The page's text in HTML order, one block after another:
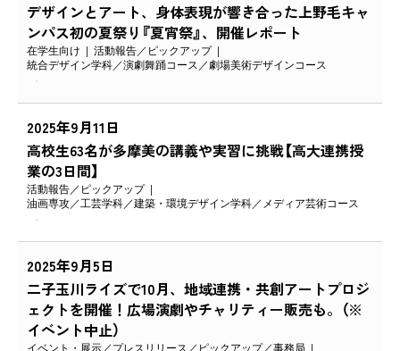
デザインとアート、身体表現が響き合った上野毛キャ
ンパス初の夏祭り『夏宵祭』、開催レポート
在学生向け 活動報告
ピックアップ
統合デザイン学科
演劇舞踊コース 劇場美術デザインコース
2025年9月11日
高校生63名が多摩美の講義や実習に挑戦【高大連携授
業の3日間】
活動報告
ピックアップ
油画専攻
工芸学科 建築・環境デザイン学科 メディア芸術コース
2025年9月5日
二子玉川ライズで10月、地域連携・共創アートプロジ
ェクトを開催！広場演劇やチャリティー販売も。（※
イベント中止）
イベント・展示 プレスリリース ピックアップ
事務局